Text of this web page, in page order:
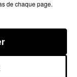
de chaque page.